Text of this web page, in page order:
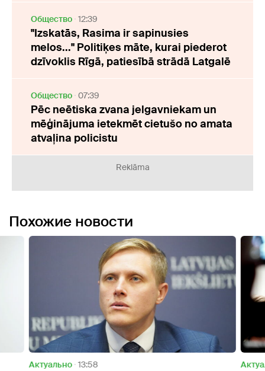
Oбщество 12:39
"Izskatās, Rasima ir sapinusies
melos..." Politiķes māte, kurai piederot
dzīvoklis Rīgā, patiesībā strādā Latgalē
Oбщество 07:39
Pēc neētiska zvana jelgavniekam un
mēģinājuma ietekmēt cietušo no amata
atvaļina policistu
Reklāma
Похожие новости
Актуально 13:58